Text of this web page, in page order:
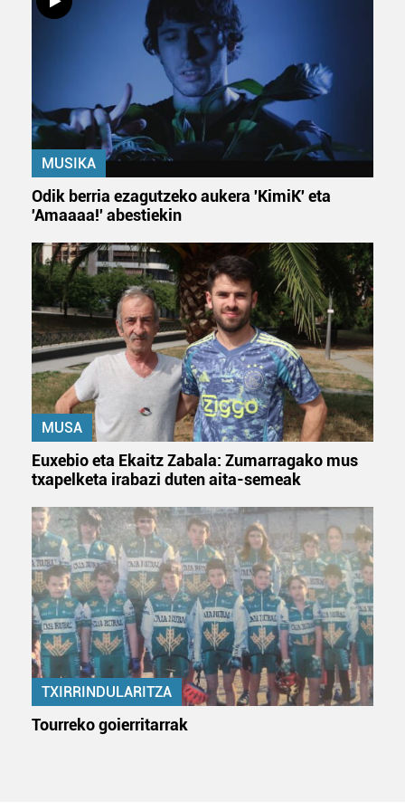
irakurri
MUSIKA
Odik berria ezagutzeko aukera 'KimiK' eta
'Amaaaa!' abestiekin
MUSA
Euxebio eta Ekaitz Zabala: Zumarragako mus
txapelketa irabazi duten aita-semeak
TXIRRINDULARITZA
Tourreko goierritarrak